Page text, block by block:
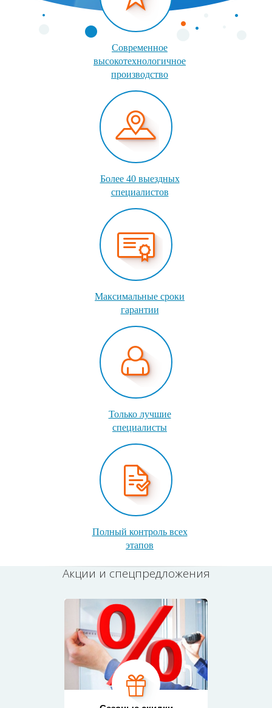
Современное
высокотехнологичное
производство
Более 40 выездных
специалистов
Максимальные сроки
гарантии
Только лучшие
специалисты
Полный контроль всех
этапов
Акции и спецпредложения